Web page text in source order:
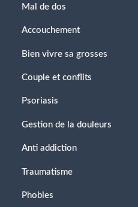
Mal de dos
Accouchement
Bien vivre sa grosses
Couple et conflits
Psoriasis
Gestion de la douleurs
Anti addiction
Traumatisme
Phobies